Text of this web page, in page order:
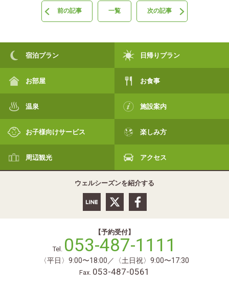
前の記事 一覧 次の記事
宿泊プラン 日帰りプラン
お部屋 お食事
温泉 施設案内
お子様向けサービス 楽しみ方
周辺観光 アクセス
ウェルシーズンを紹介する
【予約受付】
Tel. 053-487-1111
〈平日〉9:00〜18:00／〈土日祝〉9:00〜17:30
Fax. 053-487-0561